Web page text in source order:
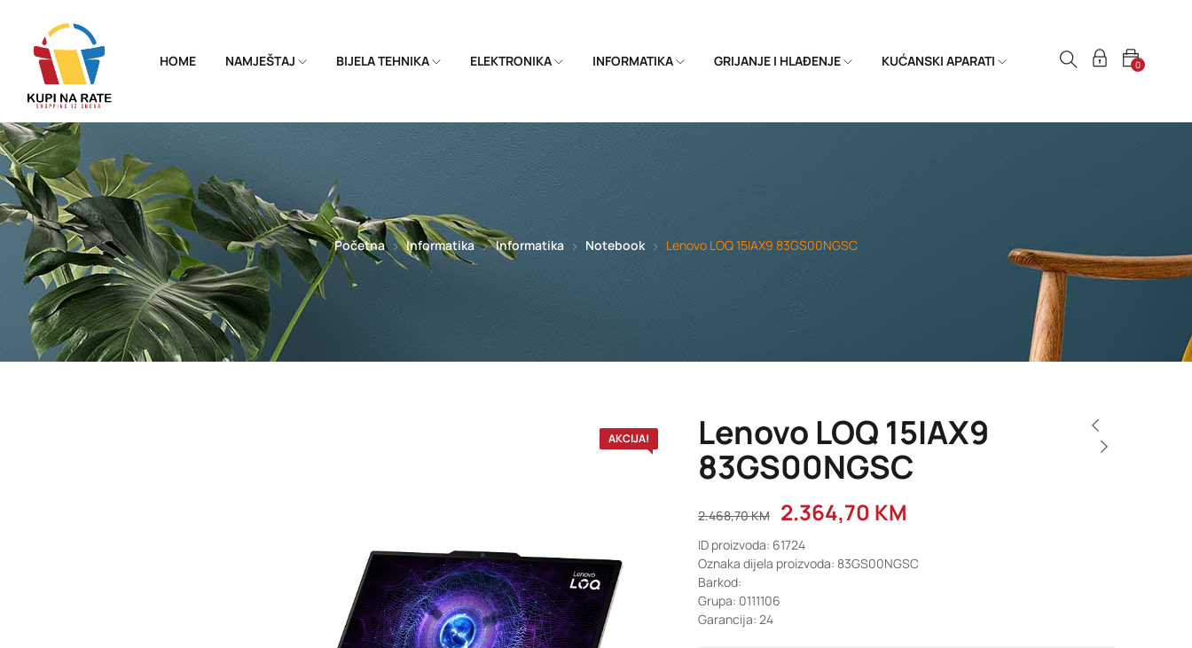
HOME NAMJEŠTAJ BIJELA TEHNIKA ELEKTRONIKA INFORMATIKA GRIJANJE I HLAĐENJE KUĆANSKI APARATI 0
Početna Informatika Informatika Notebook Lenovo LOQ 15IAX9 83GS00NGSC
AKCIJA! Lenovo LOQ 15IAX9
83GS00NGSC
2.468,70KM 2.364,70 KM
ID proizvoda: 61724
Oznaka dijela proizvoda: 83GS00NGSC
Barkod:
Grupa: 0111106
Garancija: 24